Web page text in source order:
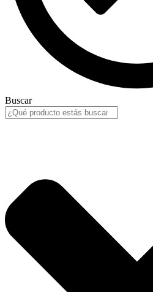
Buscar